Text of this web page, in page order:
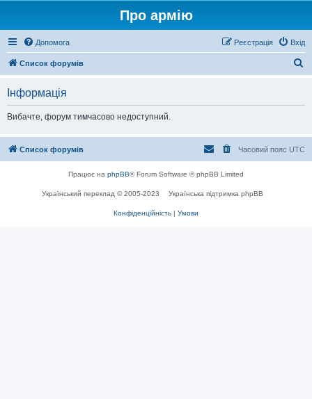
Про армію
Допомога Вхід
Реєстрація
Список форумів
Інформація
Вибачте, форум тимчасово недоступний.
Список форумів Часовий пояс UTC
Працює на phpBB® Forum Software © phpBB Limited
Український переклад © 2005-2023 Українська підтримка phpBB
Конфіденційність | Умови